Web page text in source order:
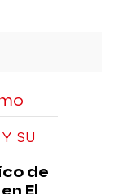
SU
de
El